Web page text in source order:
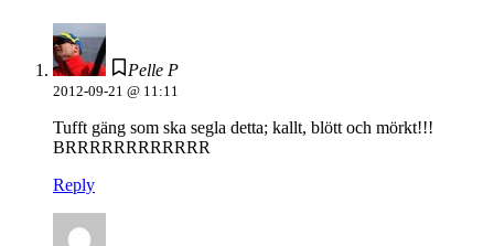
Pelle P
2012-09-21 @ 11:11
Tufft gäng som ska segla detta; kallt, blött och mörkt!!!
BRRRRRRRRRRRR
Reply